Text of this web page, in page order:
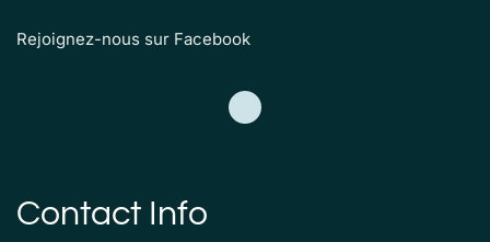
Rejoignez-nous sur Facebook
Contact Info